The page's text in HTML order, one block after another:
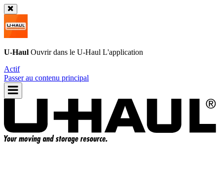
U-Haul Ouvrir dans le U-Haul L'application
Actif
Passer au contenu principal